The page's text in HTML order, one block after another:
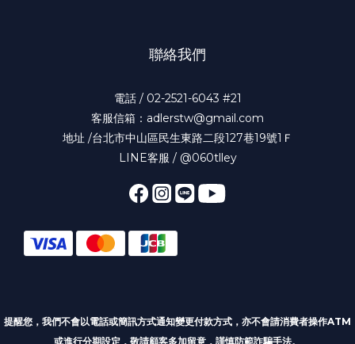
聯絡我們
電話 / 02-2521-6043 #21
客服信箱：adlerstw@gmail.com
地址 /台北市中山區民生東路二段127巷19號1Ｆ
LINE客服 / @060tlley
提醒您，我們不會以電話或簡訊方式通知變更付款方式 ，亦不會請消費者操作ATM
或進行分期設定，敬請顧客多加留意，謹慎防範詐騙手法。